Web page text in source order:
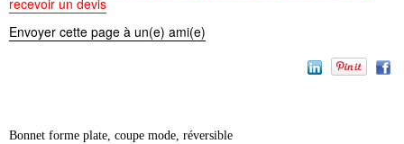
Envoyer cette page à un(e) ami(e)
Bonnet forme plate, coupe mode, réversible